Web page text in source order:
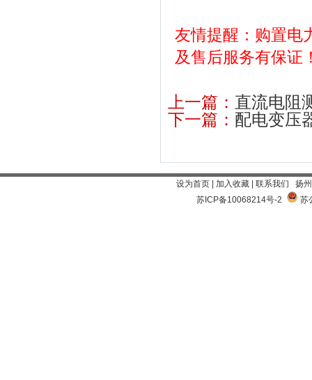
友情提醒：购置电
及售后服务有保证
上一篇： 直流电阻
下一篇： 配电变压
设为首页 | 加入收藏 | 联系我们 扬
苏ICP备10068214号-2
苏